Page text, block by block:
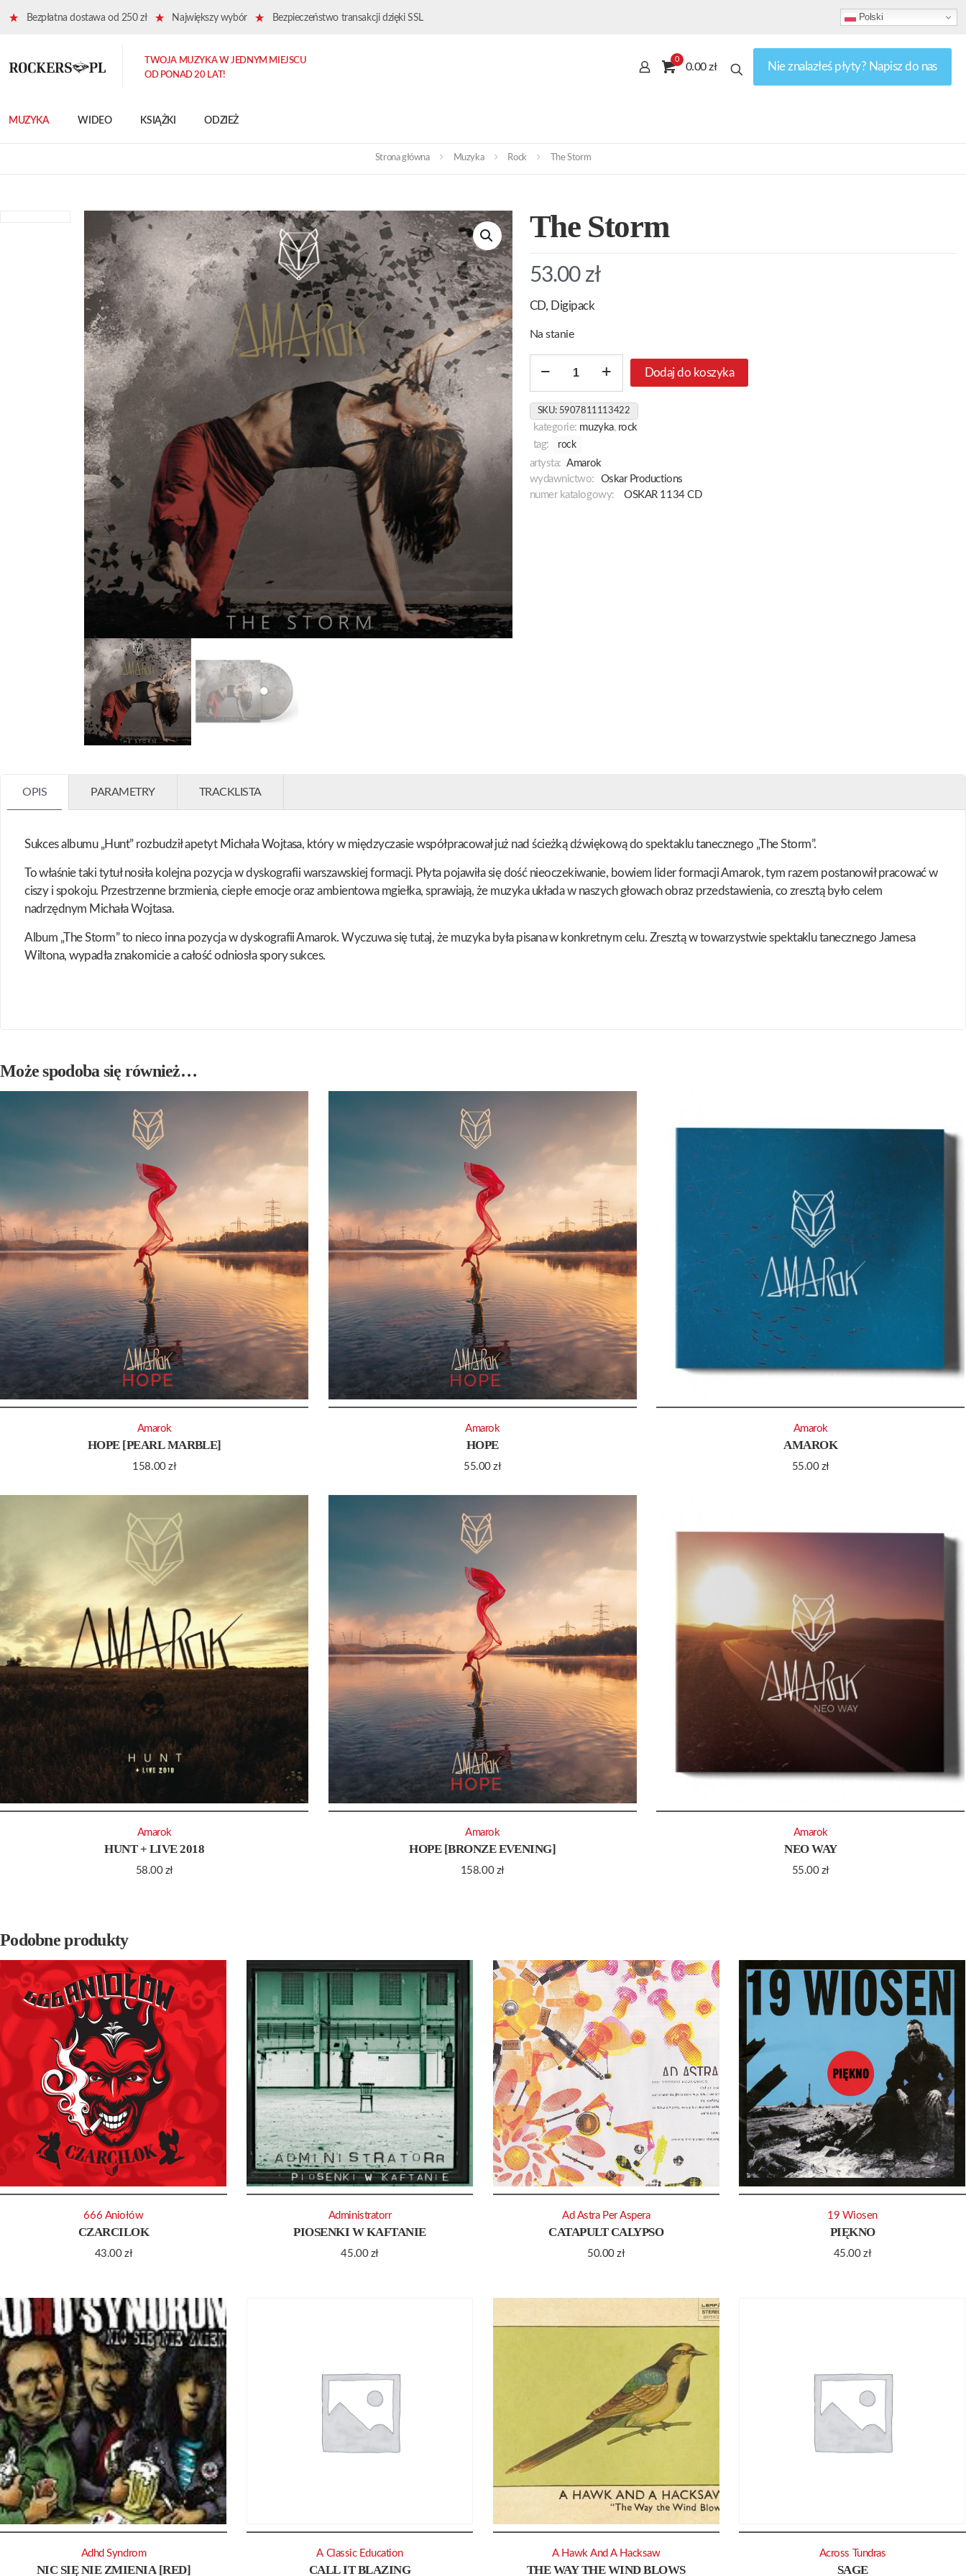
Bezpłatna dostawa od 250 zł Największy wybór Bezpieczeństwo transakcji dzięki SSL Polski
MUZYKA WIDEO KSIĄŻKI ODZIEŻ
TWOJA MUZYKA W JEDNYM MIEJSCU
OD PONAD 20 LAT!
0
0.00 zł Nie znalazłeś płyty? Napisz do nas
Strona główna Muzyka Rock The Storm
The Storm
53.00 zł
CD, Digipack
Na stanie
Dodaj do koszyka
SKU: 5907811113422
kategorie: muzyka, rock
tag:
rock
artysta: Amarok
wydawnictwo:
Oskar Productions
numer katalogowy:
OSKAR 1134 CD
OPIS PARAMETRY TRACKLISTA
Sukces albumu „Hunt” rozbudził apetyt Michała Wojtasa, który w międzyczasie współpracował już nad ścieżką dźwiękową do spektaklu tanecznego „The Storm”.
To właśnie taki tytuł nosiła kolejna pozycja w dyskografii warszawskiej formacji. Płyta pojawiła się dość nieoczekiwanie, bowiem lider formacji Amarok, tym razem postanowił pracować w
ciszy i spokoju. Przestrzenne brzmienia, ciepłe emocje oraz ambientowa mgiełka, sprawiają, że muzyka układa w naszych głowach obraz przedstawienia, co zresztą było celem
nadrzędnym Michała Wojtasa.
Album „The Storm” to nieco inna pozycja w dyskografii Amarok. Wyczuwa się tutaj, że muzyka była pisana w konkretnym celu. Zresztą w towarzystwie spektaklu tanecznego Jamesa
Wiltona, wypadła znakomicie a całość odniosła spory sukces.
Może spodoba się również…
HOPE [PEARL MARBLE]
158.00zł
Amarok
HOPE
55.00zł
Amarok
AMAROK
55.00 zł
Amarok
HUNT + LIVE 2018
58.00 zł
Amarok
HOPE [BRONZE EVENING]
158.00 zł
Amarok
NEO WAY
55.00 zł
Amarok
Podobne produkty
CZARCILOK
43.00zł
666 Aniołów
PIOSENKI W KAFTANIE
45.00 zł
Administratorr
CATAPULT CALYPSO
50.00zł
Ad Astra Per Aspera
PIĘKNO
45.00zł
19 Wiosen
NIC SIĘ NIE ZMIENIA [RED]
Adhd Syndrom
CALL IT BLAZING
A Classic Education
THE WAY THE WIND BLOWS
A Hawk And A Hacksaw
SAGE
Across Tundras